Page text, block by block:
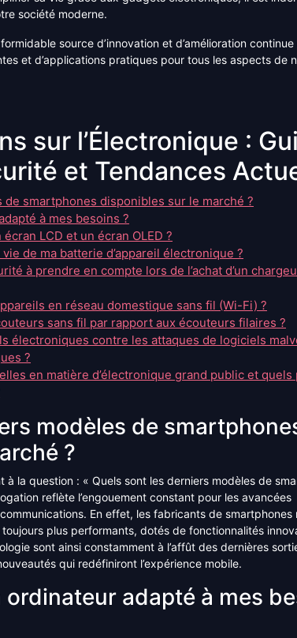
société moderne.
source d’innovation et d’amélioration
et d’applications pratiques pour tous les aspects de
sur l’Électronique :
et Tendances
smartphones disponibles sur le marché ?
à mes besoins ?
LCD et un écran OLED ?
de ma batterie d’appareil électronique ?
à prendre en compte lors de l’achat d’un
en réseau domestique sans fil (Wi-Fi) ?
sans fil par rapport aux écouteurs filaires ?
électroniques contre les attaques de logiciels
?
en matière d’électronique grand public et quels
modèles de
?
à la question : « Quels sont les derniers modèles de
reflète l’engouement constant pour les avancées
En effet, les fabricants de smartphones
plus performants, dotés de fonctionnalités
sont ainsi constamment à l’affût des dernières
qui redéfiniront l’expérience mobile.
adapté à mes